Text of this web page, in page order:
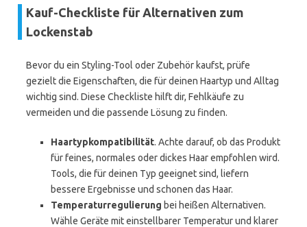
Kauf-Checkliste für Alternativen zum
Lockenstab
Bevor du ein Styling-Tool oder Zubehör kaufst, prüfe
gezielt die Eigenschaften, die für deinen Haartyp und Alltag
wichtig sind. Diese Checkliste hilft dir, Fehlkäufe zu
vermeiden und die passende Lösung zu finden.
Haartypkompatibilität. Achte darauf, ob das Produkt
für feines, normales oder dickes Haar empfohlen wird.
Tools, die für deinen Typ geeignet sind, liefern
bessere Ergebnisse und schonen das Haar.
Temperaturregulierung bei heißen Alternativen.
Wähle Geräte mit einstellbarer Temperatur und klarer